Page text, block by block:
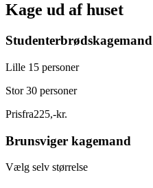
Kage ud af huset
Studenterbrødskagemand
Lille 15 personer
Stor 30 personer
Prisfra225,-kr.
Brunsviger kagemand
Vælg selv størrelse